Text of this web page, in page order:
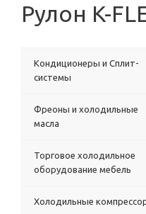
Рулон K-
Кондиционеры и Сплит-
системы
Фреоны и холодильные
масла
Торговое холодильное
оборудование мебель
Холодильные